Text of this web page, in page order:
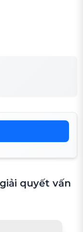
quyết vấn